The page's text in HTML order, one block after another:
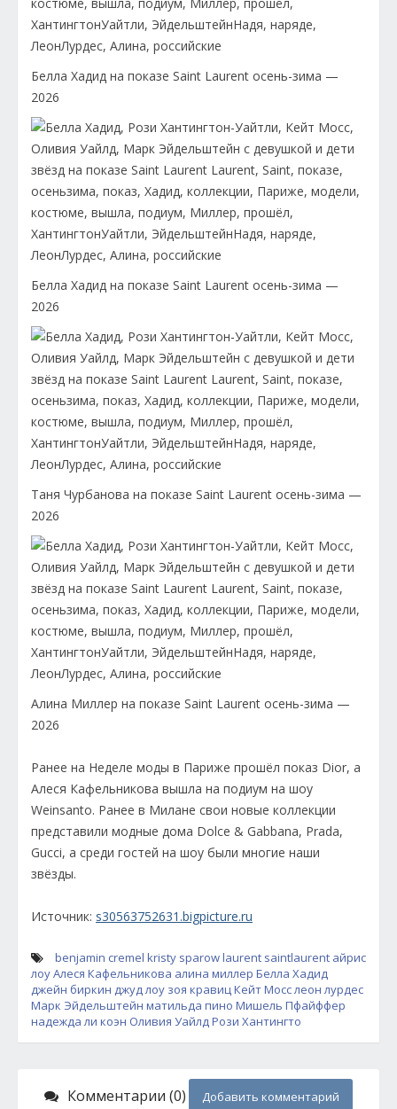
Белла Хадид на показе Saint Laurent осень-зима —
2026
Белла Хадид на показе Saint Laurent осень-зима —
2026
Таня Чурбанова на показе Saint Laurent осень-зима —
2026
Алина Миллер на показе Saint Laurent осень-зима —
2026
Ранее на Неделе моды в Париже прошёл показ Dior, а
Алеся Кафельникова вышла на подиум на шоу
Weinsanto. Ранее в Милане свои новые коллекции
представили модные дома Dolce & Gabbana, Prada,
Gucci, а среди гостей на шоу были многие наши
звёзды.
Источник: s30563752631.bigpicture.ru
benjamin cremel kristy sparowlaurent saintlaurent айрис
лоуАлеся Кафельникова алина миллер Белла Хадид
джейн биркин джуд лоу зоя кравицКейт Мосслеон лурдес
Марк Эйдельштейн матильда пино Мишель Пфайффер
надежда ли коэн Оливия УайлдРози Хантингто
Комментарии (0) Добавить комментарий